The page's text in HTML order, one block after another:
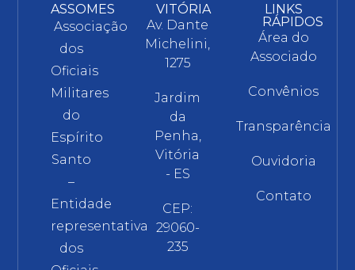
ASSOMES
Associação
dos
Oficiais
Militares
do
Espírito
Santo
–
Entidade
representativa
dos
VITÓRIA
Av. Dante
Michelini,
1275
Jardim
da
Penha,
Vitória
- ES
CEP:
29060-
235
LINKS
RÁPIDOS
Área do
Associado
Convênios
Transparência
Ouvidoria
Contato